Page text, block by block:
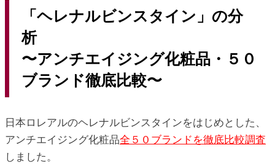
「ヘレナルビンスタイン」の分
析
〜アンチエイジング化粧品・５０
ブランド徹底比較〜
日本ロレアルのヘレナルビンスタインをはじめとした、
アンチエイジング化粧品全５０ブランドを徹底比較調査
しました。
antiaging/wp-
antiaging/wp-
antiaging/wp-